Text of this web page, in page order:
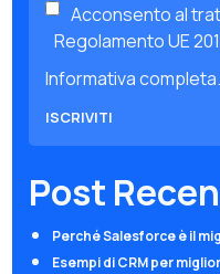
Acconsento al
Regolamento UE
Informativa completa.
Post
Perché Salesforce è il
Esempi di CRM per